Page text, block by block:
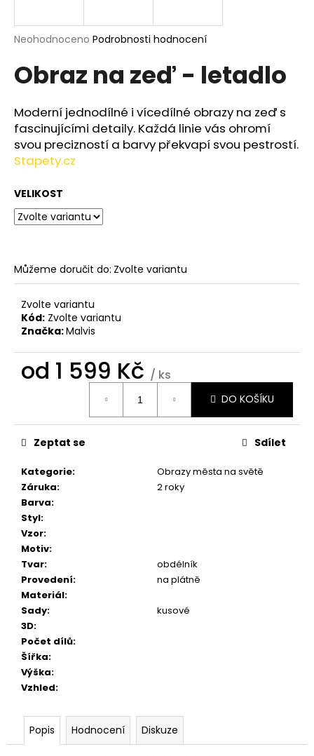
Průměrné
produktu
je
z
5
hvězdiček.
Neohodnoceno Podrobnosti hodnocení
Obraz na zeď - letadlo
Moderní jednodílné i vícedílné obrazy na zeď s
fascinujícími detaily. Každá linie vás ohromí
svou precizností a barvy překvapí svou pestrostí.
Stapety.cz
VELIKOST
Můžeme doručit do: Zvolte variantu
Zvolte variantu
Kód: Zvolte variantu
Značka:Malvis
od 1 599 Kč / ks
DO KOŠÍKU
Kategorie:
Obrazy města na světě
Záruka:
2 roky
Barva:
Styl:
Vzor:
Motiv:
Tvar:
obdélník
Provedení:
na plátně
Materiál:
Sady:
kusové
3D:
Počet dílů:
Šířka:
Výška:
Vzhled:
Zeptat se Sdílet
Popis Hodnocení Diskuze
j
t
?
D
o
r
u
č
u
j
m
EXTÁZE
599
Kč